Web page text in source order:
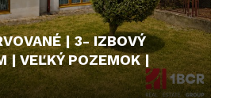
| 3- IZBOVÝ
| VEĽKÝ POZEMOK |